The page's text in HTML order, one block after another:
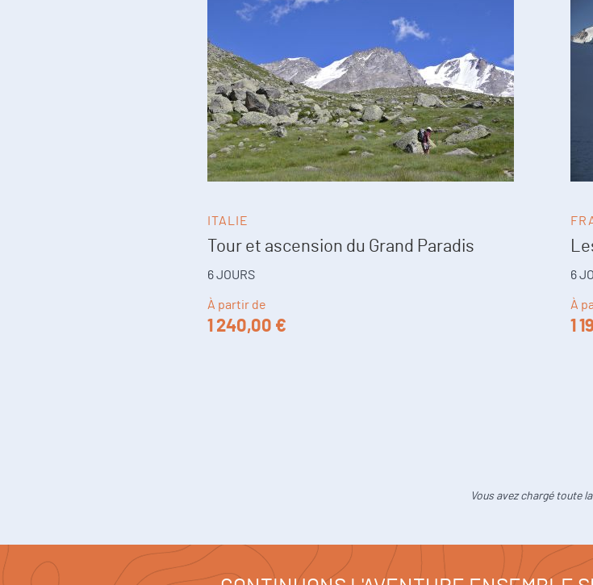
ITALIE
Tour et ascension du Grand Paradis
6 JOURS
À partir de
1 240,00 €
6
À
1
Vous avez chargé toute